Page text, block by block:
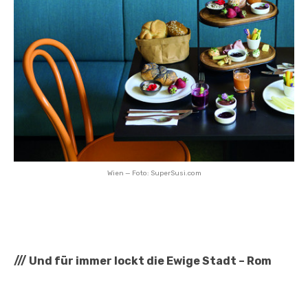
Wien — Foto: SuperSusi.com
/// Und für immer lockt die Ewige Stadt – Rom